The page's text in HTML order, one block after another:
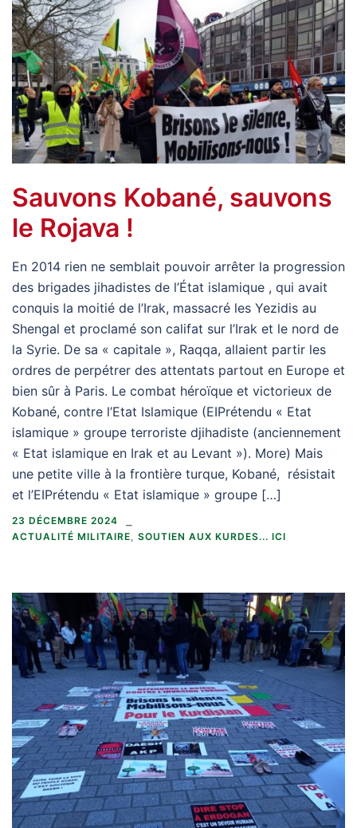
Sauvons Kobané, sauvons
le Rojava !
En 2014 rien ne semblait pouvoir arrêter la progression
des brigades jihadistes de l’État islamique , qui avait
conquis la moitié de l’Irak, massacré les Yezidis au
Shengal et proclamé son califat sur l’Irak et le nord de
la Syrie. De sa « capitale », Raqqa, allaient partir les
ordres de perpétrer des attentats partout en Europe et
bien sûr à Paris. Le combat héroïque et victorieux de
Kobané, contre l’Etat Islamique (EIPrétendu « Etat
islamique » groupe terroriste djihadiste (anciennement
« Etat islamique en Irak et au Levant »). More) Mais
une petite ville à la frontière turque, Kobané, résistait
et l’EIPrétendu « Etat islamique » groupe […]
23 DÉCEMBRE 2024
ACTUALITÉ MILITAIRE, SOUTIEN AUX KURDES... ICI